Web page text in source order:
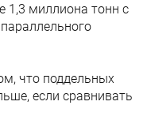
1,3 миллиона тонн с
что поддельных
если сравнивать